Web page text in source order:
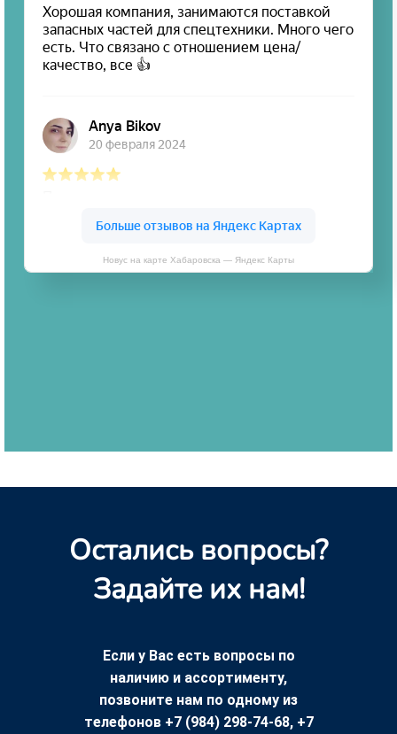
Новус на карте Хабаровска — Яндекс Карты
Остались вопросы?
Задайте их нам!
Если у Вас есть вопросы по
наличию и ассортименту,
позвоните нам по одному из
телефонов +7 (984) 298-74-68, +7